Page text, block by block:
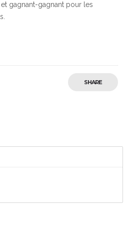
gagnant-gagnant pour les
SHARE